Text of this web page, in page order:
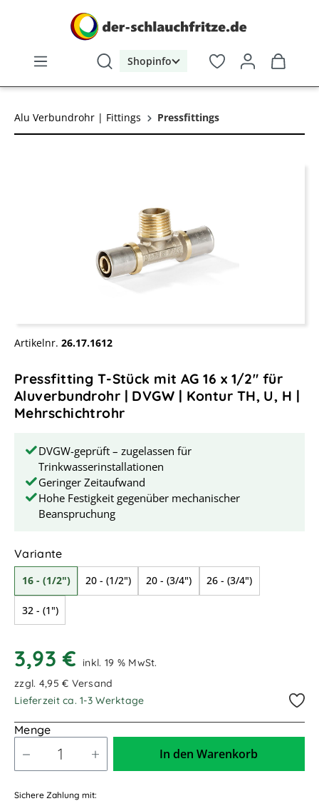
Shopinfo
Alu Verbundrohr | Fittings Pressfittings
Artikelnr. 26.17.1612
Pressfitting T-Stück mit AG 16 x 1/2" für
Aluverbundrohr | DVGW | Kontur TH, U, H |
Mehrschichtrohr
DVGW-geprüft – zugelassen für
Trinkwasserinstallationen
Geringer Zeitaufwand
Hohe Festigkeit gegenüber mechanischer
Beanspruchung
Varianteauswählen
16 - (1/2") 20 - (1/2") 20 - (3/4") 26 - (3/4")
32 - (1")
3,93 €
inkl. 19 % MwSt.
zzgl. 4,95 € Versand
Lieferzeit ca. 1-3 Werktage
Menge
In den Warenkorb
Sichere Zahlung mit: